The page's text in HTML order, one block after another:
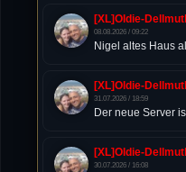
[XL]Oldie-
08.08.2026 / 09:22
Nigel altes Haus
[XL]Oldie-
31.07.2026 / 18:59
Der neue Server
[XL]Oldie-
30.07.2026 / 16:08